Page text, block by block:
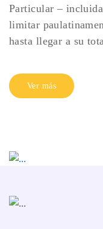
Particular –
limitar
hasta llegar a su
Ver más